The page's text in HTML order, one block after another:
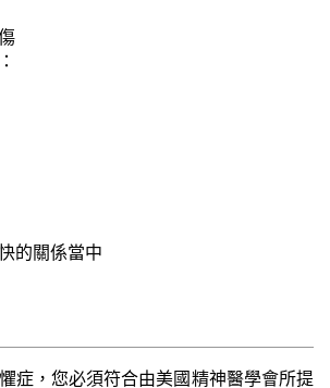
的關係當中
症，您必須符合由美國精神醫學會所提